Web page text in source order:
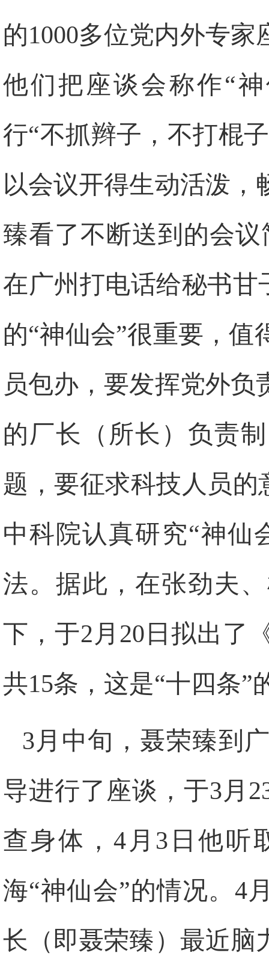
的1000多位党内外专家
他们把座谈会称作“
行“不抓辫子，不打棍
以会议开得生动活泼，
臻看了不断送到的会
在广州打电话给秘书甘
的“神仙会”很重要，
员包办，要发挥党外
的厂长（所长）负责
题，要征求科技人员
中科院认真研究“神仙
法。据此，在张劲夫
下，于2 月 20 日 拟出了
共15条，这是“十四条”
3月中旬，聂荣臻到
导进行了座谈，于3月
查身体， 4月 3 日他听
海“神仙会”的情况。 4
长（即聂荣臻）最近脑